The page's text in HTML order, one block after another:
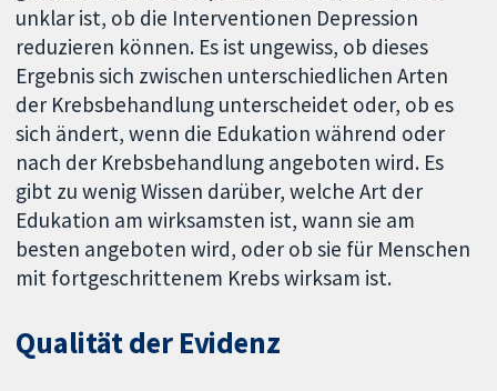
unklar ist, ob die Interventionen Depression
reduzieren können. Es ist ungewiss, ob dieses
Ergebnis sich zwischen unterschiedlichen Arten
der Krebsbehandlung unterscheidet oder, ob es
sich ändert, wenn die Edukation während oder
nach der Krebsbehandlung angeboten wird. Es
gibt zu wenig Wissen darüber, welche Art der
Edukation am wirksamsten ist, wann sie am
besten angeboten wird, oder ob sie für Menschen
mit fortgeschrittenem Krebs wirksam ist.
Qualität der Evidenz